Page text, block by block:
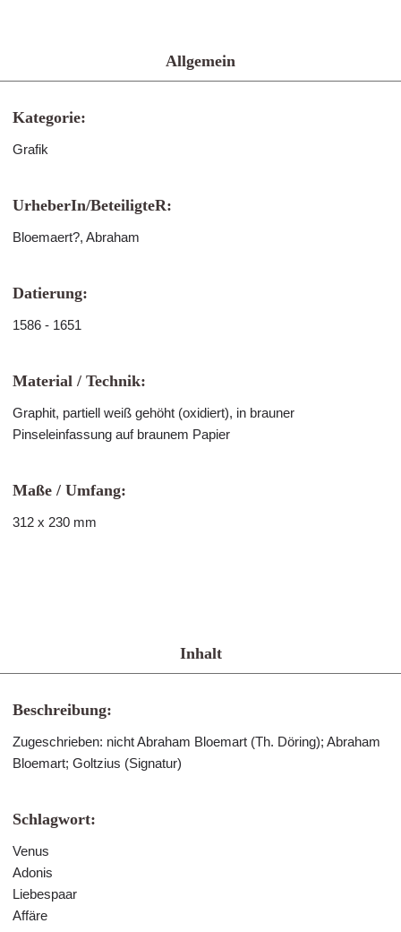
Allgemein
Kategorie:
Grafik
UrheberIn/BeteiligteR:
Bloemaert?, Abraham
Datierung:
1586 - 1651
Material / Technik:
Graphit, partiell weiß gehöht (oxidiert), in brauner
Pinseleinfassung auf braunem Papier
Maße / Umfang:
312 x 230 mm
Inhalt
Beschreibung:
Zugeschrieben: nicht Abraham Bloemart (Th. Döring); Abraham
Bloemart; Goltzius (Signatur)
Schlagwort:
Venus
Adonis
Liebespaar
Affäre